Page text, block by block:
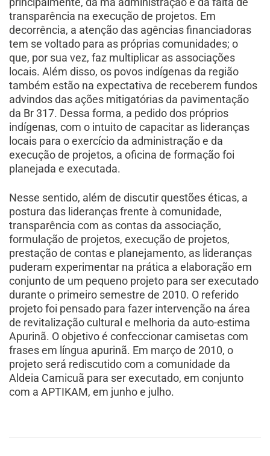
transparência na execução de projetos. Em
decorrência, a atenção das agências financiadoras
tem se voltado para as próprias comunidades; o
que, por sua vez, faz multiplicar as associações
locais. Além disso, os povos indígenas da região
também estão na expectativa de receberem fundos
advindos das ações mitigatórias da pavimentação
da Br 317. Dessa forma, a pedido dos próprios
indígenas, com o intuito de capacitar as lideranças
locais para o exercício da administração e da
execução de projetos, a oficina de formação foi
planejada e executada.
Nesse sentido, além de discutir questões éticas, a
postura das lideranças frente à comunidade,
transparência com as contas da associação,
formulação de projetos, execução de projetos,
prestação de contas e planejamento, as lideranças
puderam experimentar na prática a elaboração em
conjunto de um pequeno projeto para ser executado
durante o primeiro semestre de 2010. O referido
projeto foi pensado para fazer intervenção na área
de revitalização cultural e melhoria da auto-estima
Apurinã. O objetivo é confeccionar camisetas com
frases em língua apurinã. Em março de 2010, o
projeto será rediscutido com a comunidade da
Aldeia Camicuã para ser executado, em conjunto
com a APTIKAM, em junho e julho.